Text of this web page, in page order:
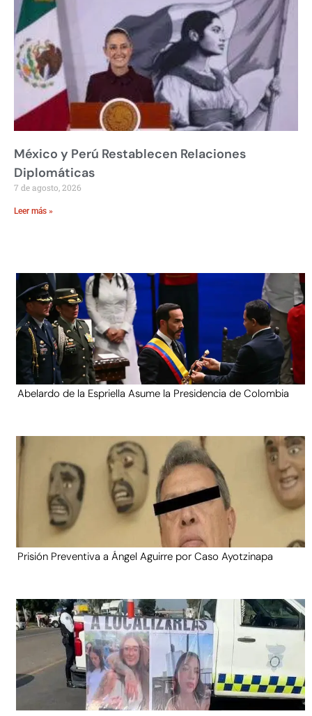
México y Perú Restablecen Relaciones
Diplomáticas
7 de agosto, 2026
Leer más »
Abelardo de la Espriella Asume la Presidencia de Colombia
Prisión Preventiva a Ángel Aguirre por Caso Ayotzinapa